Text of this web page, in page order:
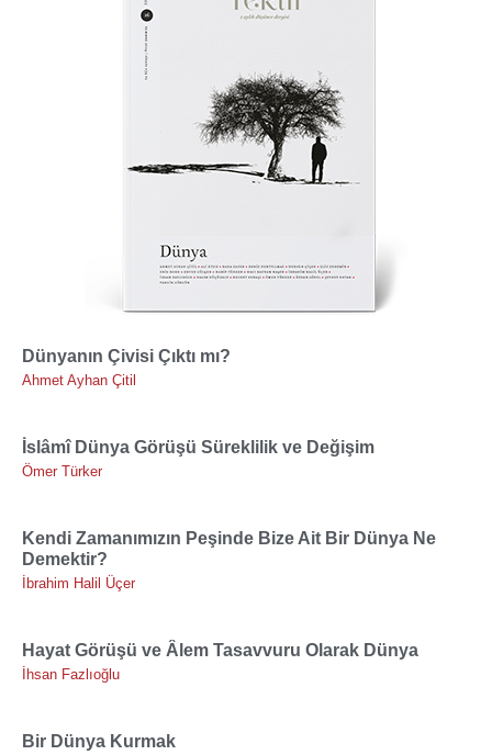
Dünyanın Çivisi Çıktı mı?
Ahmet Ayhan Çitil
İslâmî Dünya Görüşü Süreklilik ve Değişim
Ömer Türker
Kendi Zamanımızın Peşinde Bize Ait Bir Dünya Ne
Demektir?
İbrahim Halil Üçer
Hayat Görüşü ve Âlem Tasavvuru Olarak Dünya
İhsan Fazlıoğlu
Bir Dünya Kurmak